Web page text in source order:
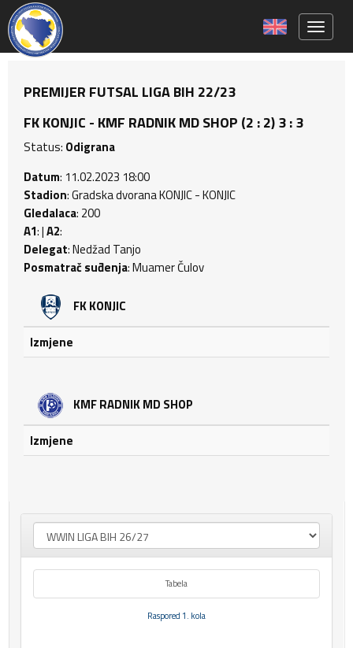
PREMIJER FUTSAL LIGA BIH 22/23
FK KONJIC - KMF RADNIK MD SHOP (2 : 2) 3 : 3
Status: Odigrana
Datum: 11.02.2023 18:00
Stadion: Gradska dvorana KONJIC - KONJIC
Gledalaca: 200
A1: |A2:
Delegat: Nedžad Tanjo
Posmatrač suđenja: Muamer Čulov
FK KONJIC
Izmjene
KMF RADNIK MD SHOP
Izmjene
Tabela
Raspored 1. kola